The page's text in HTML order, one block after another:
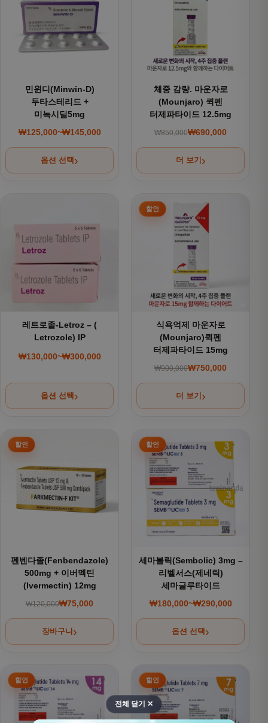
민윈디(Minwin-D)
두타스테리드 +
미녹시딜5mg
₩125,000~₩145,000
가격 범위: ₩125,000~₩145,000
옵션 선택
체중 감량. 마운자로
(Mounjaro) 퀵펜
터제파타이드 12.5mg
₩850,000 원래 가격:
₩690,000
현재 가격:
더 보기
레트로졸-Letroz – (
Letrozole) IP
₩130,000~₩300,000
가격 범위: ₩130,000~₩300,000
옵션 선택
여러 상품 옵션이 이 상품에 있습니다. 상품 페이지에서 옵션
식욕억제 마운자로
(Mounjaro)퀵펜
터제파타이드 15mg
₩900,000 원래 가격:
₩750,000
현재 가격:
더 보기
펜벤다졸(Fenbendazole)
500mg + 이버멕틴
(Ivermectin) 12mg
₩120,000원래 가격: ₩120,000.
₩75,000
현재 가격: ₩75,000.
장바구니
세마볼릭(Sembolic) 3mg –
리벨서스(제네릭)
세마글루타이드
₩180,000~₩290,000
가격 범위:
옵션 선택
여러 상품 옵션이 이 상품에
여러 상품 옵션이 이 상품에 있습니다. 상품 페이지에서 옵션
여러 상품 옵션이 이 상품에
전체 닫기 ✕